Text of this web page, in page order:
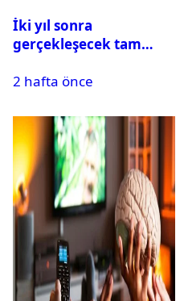
İki yıl sonra
gerçekleşecek tam
oteller şimdiden doldu
2 hafta önce